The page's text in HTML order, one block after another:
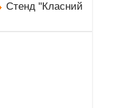
Стенд "Класний